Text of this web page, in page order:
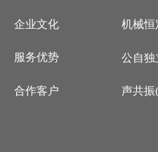
企业文化
服务优势
合作客户
机械恒
公自独
声共振